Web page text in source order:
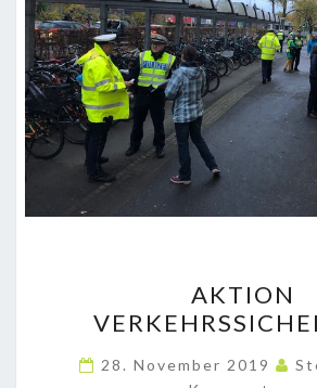
AKTION
28. November 2019